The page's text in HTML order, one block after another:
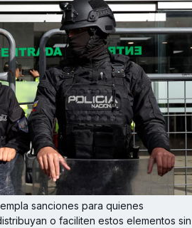
sanciones para quienes
o faciliten estos elementos sin